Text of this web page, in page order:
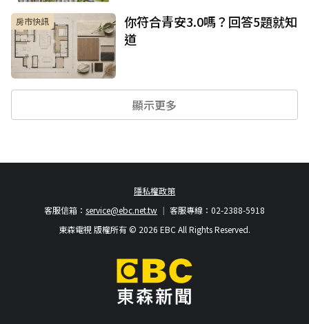
房市快訊
你符合青安3.0嗎？回答5題就知
道
顯示更多
隱私權政策
客服專線：02-2388-5918
客服信箱： service@ebc.net.tw
東森電視 版權所有 © 2026 EBC All Rights Reserved.